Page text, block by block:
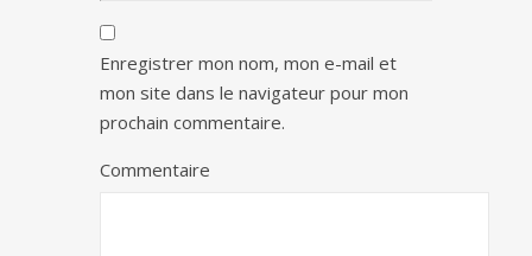
Enregistrer mon nom, mon e-mail et
mon site dans le navigateur pour mon
prochain commentaire.
Commentaire